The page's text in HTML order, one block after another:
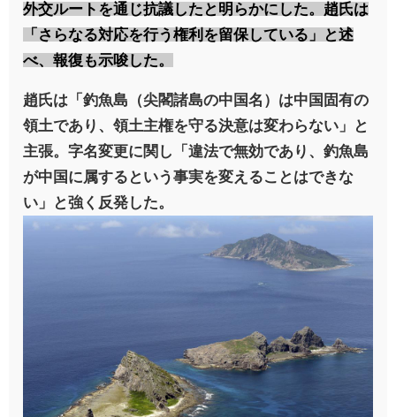
外交ルートを通じ抗議したと明らかにした。趙氏は
「さらなる対応を行う権利を留保している」と述
べ、報復も示唆した。
趙氏は「釣魚島（尖閣諸島の中国名）は中国固有の
領土であり、領土主権を守る決意は変わらない」と
主張。字名変更に関し「違法で無効であり、釣魚島
が中国に属するという事実を変えることはできな
い」と強く反発した。